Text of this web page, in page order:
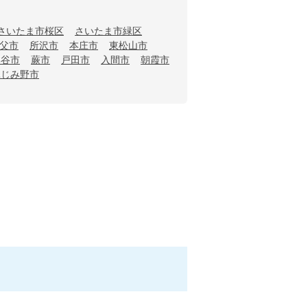
いたま市桜区
さいたま市緑区
市 所沢市 本庄市
東松山市
市 蕨市 戸田市 入間市
朝霞市
み野市